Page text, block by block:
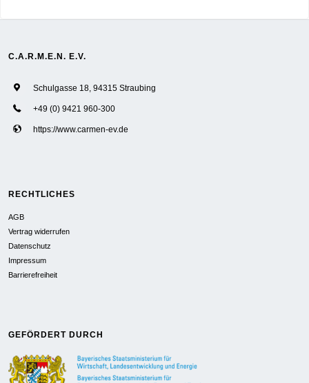
C.A.R.M.E.N. E.V.
Schulgasse 18, 94315 Straubing
+49 (0) 9421 960-300
https://www.carmen-ev.de
RECHTLICHES
AGB
Vertrag widerrufen
Datenschutz
Impressum
Barrierefreiheit
GEFÖRDERT DURCH